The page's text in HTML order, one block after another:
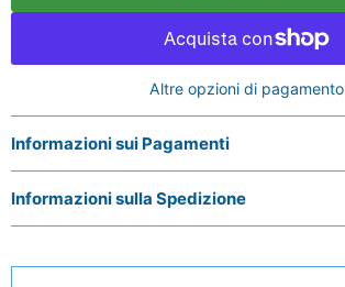
Altre opzioni di pagamento
Informazioni sui Pagamenti
Informazioni sulla Spedizione